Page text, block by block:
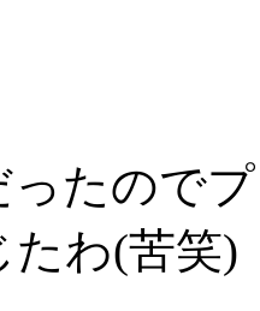
ったので
たわ(苦笑)